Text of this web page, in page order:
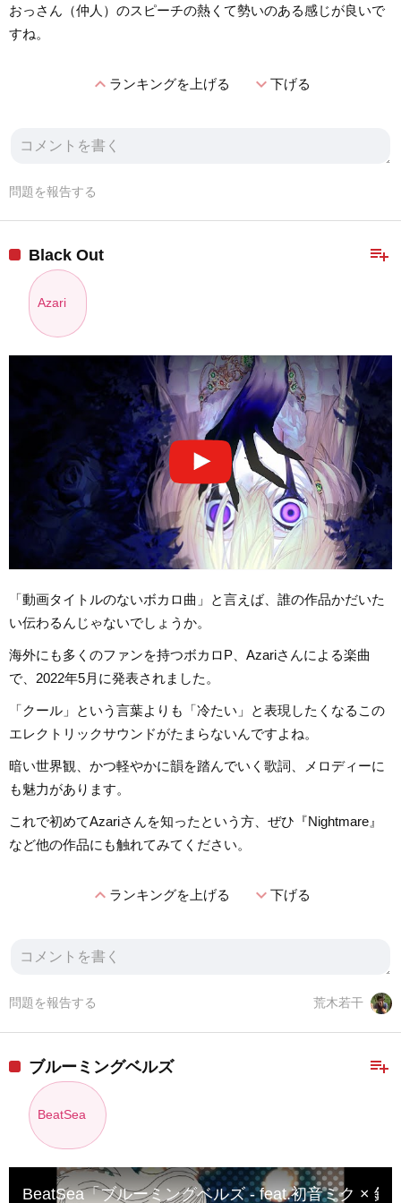
おっさん（仲人）のスピーチの熱くて勢いのある感じが良いで
すね。
expand_lessランキングを上げる expand_more下げる
問題を報告する
playlist_add
Black Out
Azari
「動画タイトルのないボカロ曲」と言えば、誰の作品かだいた
い伝わるんじゃないでしょうか。
海外にも多くのファンを持つボカロP、Azariさんによる楽曲
で、2022年5月に発表されました。
「クール」という言葉よりも「冷たい」と表現したくなるこの
エレクトリックサウンドがたまらないんですよね。
暗い世界観、かつ軽やかに韻を踏んでいく歌詞、メロディーに
も魅力があります。
これで初めてAzariさんを知ったという方、ぜひ『Nightmare』
など他の作品にも触れてみてください。
expand_lessランキングを上げる expand_more下げる
荒木若干
問題を報告する
playlist_add
ブルーミングベルズ
BeatSea
BeatSea「ブルーミングベルズ ‐ feat.初音ミク × 鏡